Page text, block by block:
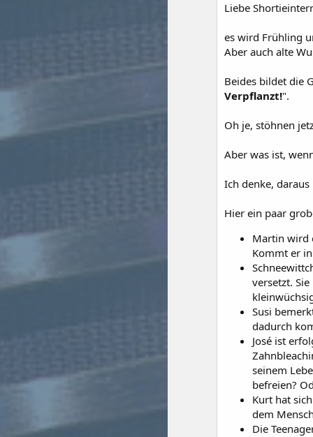
Liebe
es wird Frühling
Aber auch alte
Beides bildet die
Verpflanzt!".
Oh je, stöhnen
Aber was ist,
Ich denke,
Hier ein paar
Martin wird
Kommt er
versetzt.
Susi
dadurch
José ist
seinem
befreien?
Kurt hat
dem
Die